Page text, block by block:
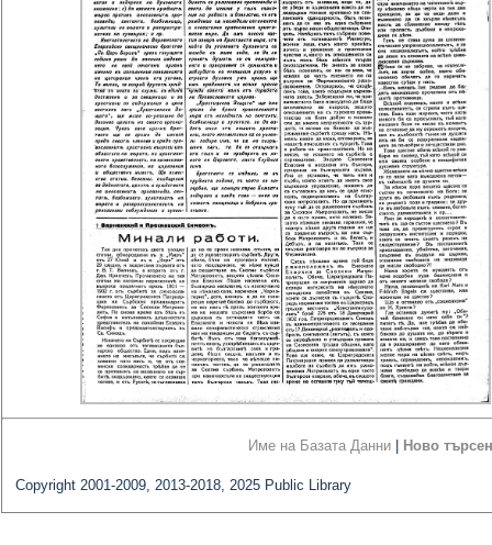
Име на Базата Данни Ново
Copyright 2001-2009, 2013-2018, 2025 Public Library